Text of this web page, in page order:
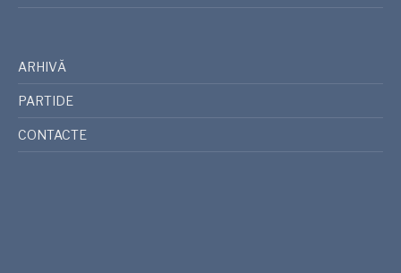
ARHIVĂ
PARTIDE
CONTACTE